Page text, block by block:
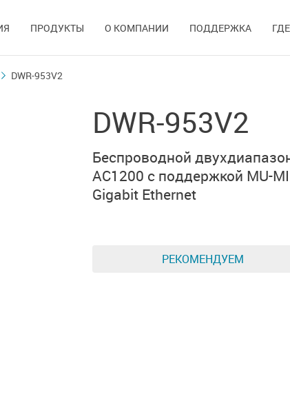
ПРОДУКТЫ О КОМПАНИИ ПОДДЕРЖКА
DWR-953V2
DWR-953V2
Беспроводной
AC1200 с поддержкой MU-
Gigabit Ethernet
РЕКОМЕНДУЕМ